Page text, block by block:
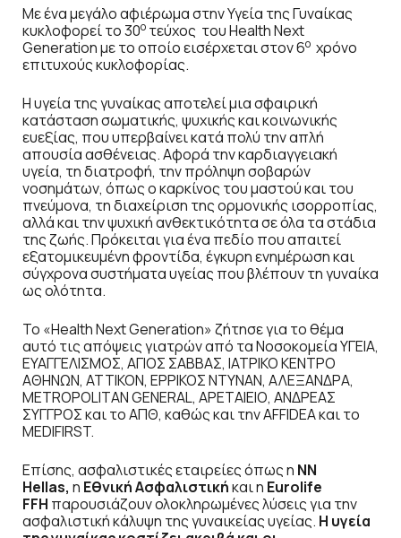
Με ένα μεγάλο αφιέρωμα στην Υγεία της Γυναίκας
κυκλοφορεί το 30ο τεύχος του Health Next
Generation με το οποίο εισέρχεται στον 6ο χρόνο
επιτυχούς κυκλοφορίας.
Η υγεία της γυναίκας αποτελεί μια σφαιρική
κατάσταση σωματικής, ψυχικής και κοινωνικής
ευεξίας, που υπερβαίνει κατά πολύ την απλή
απουσία ασθένειας. Αφορά την καρδιαγγειακή
υγεία, τη διατροφή, την πρόληψη σοβαρών
νοσημάτων, όπως ο καρκίνος του μαστού και του
πνεύμονα, τη διαχείριση της ορμονικής ισορροπίας,
αλλά και την ψυχική ανθεκτικότητα σε όλα τα στάδια
της ζωής. Πρόκειται για ένα πεδίο που απαιτεί
εξατομικευμένη φροντίδα, έγκυρη ενημέρωση και
σύγχρονα συστήματα υγείας που βλέπουν τη γυναίκα
ως ολότητα.
Το «Health Next Generation» ζήτησε για το θέμα
αυτό τις απόψεις γιατρών από τα Νοσοκομεία ΥΓΕΙΑ,
ΕΥΑΓΓΕΛΙΣΜΟΣ, ΑΓΙΟΣ ΣΑΒΒΑΣ, ΙΑΤΡΙΚΟ ΚΕΝΤΡΟ
ΑΘΗΝΩΝ, ΑΤΤΙΚΟΝ, ΕΡΡΙΚΟΣ ΝΤΥΝΑΝ, ΑΛΕΞΑΝΔΡΑ,
METROPOLITAN GENERAL, ΑΡΕΤΑΙΕΙΟ, ΑΝΔΡΕΑΣ
ΣΥΓΓΡΟΣ και το ΑΠΘ, καθώς και την AFFIDEA και το
MEDIFIRST.
Επίσης, ασφαλιστικές εταιρείες όπως η NN
Hellas, η Εθνική Ασφαλιστικήκαι η Eurolife
FFH παρουσιάζουν ολοκληρωμένες λύσεις για την
ασφαλιστική κάλυψη της γυναικείας υγείας. Η υγεία